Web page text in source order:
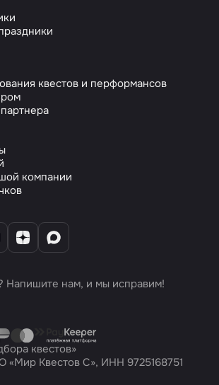
квестов и перформансов
компании
Напишите нам, и мы исправим!
квестов»
«Мир Квестов С», ИНН 9725168751